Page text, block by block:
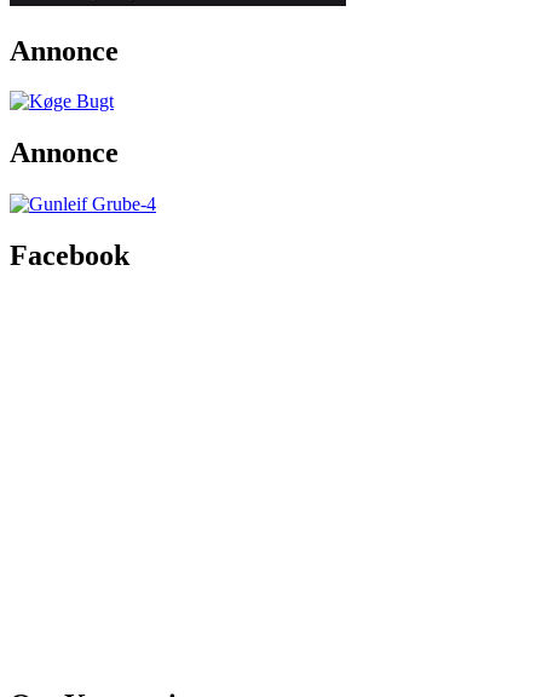
Annonce
Annonce
Facebook